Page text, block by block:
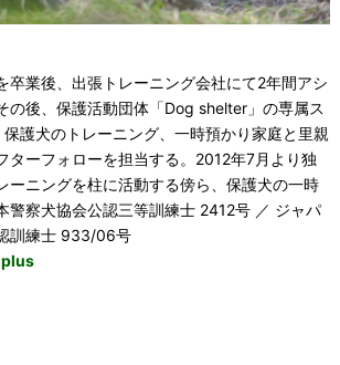
卒業後、出張トレーニング会社にて2年間アシ
の後、保護活動団体「Dog shelter」の専属ス
護犬のトレーニング、一時預かり家庭と里親
ターフォローを担当する。2012年7月より独
ーニングを柱に活動する傍ら、保護犬の一時
警察犬協会公認三等訓練士 2412号 ／ ジャパ
訓練士 933/06号
plus